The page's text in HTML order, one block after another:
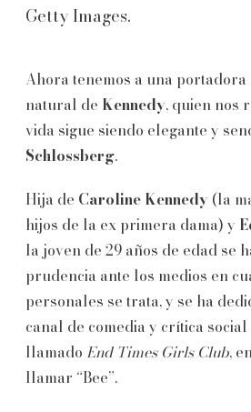
Getty Images.
Ahora tenemos a una portadora
natural de Kennedy, quien nos
vida sigue siendo elegante y
Schlossberg.
Hija de Caroline Kennedy (la
hijos de la ex primera dama) y
la joven de 29 años de edad se
prudencia ante los medios en
personales se trata, y se ha
canal de comedia y crítica social
llamado End Times Girls Club,
llamar “Bee”.